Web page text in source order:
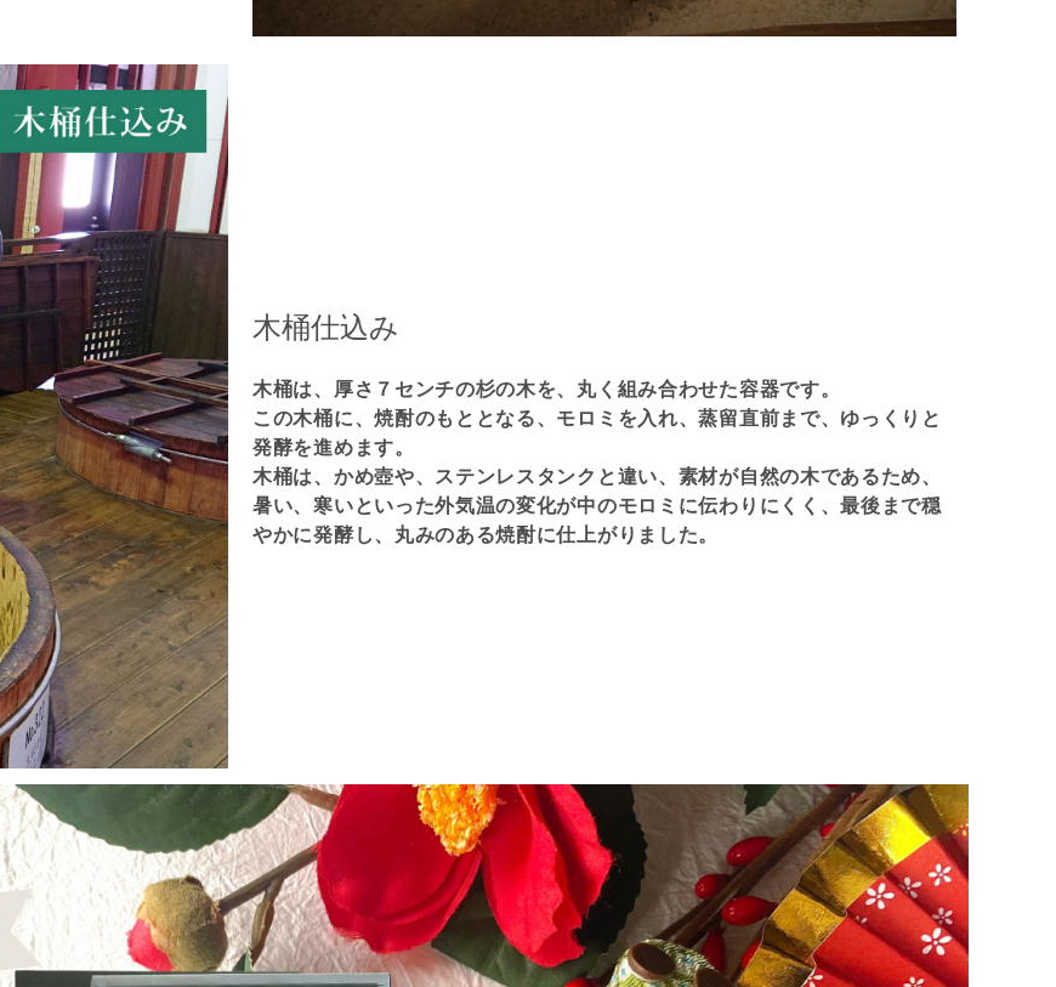
木桶仕込み
木桶は、厚さ７センチの杉の木を、丸く組み合わせた容器です。
この木桶に、焼酎のもととなる、モロミを入れ、蒸留直前まで、ゆっくりと
発酵を進めます。
木桶は、かめ壺や、ステンレスタンクと違い、素材が自然の木であるため、
暑い、寒いといった外気温の変化が中のモロミに伝わりにくく、最後まで穏
やかに発酵し、丸みのある焼酎に仕上がりました。